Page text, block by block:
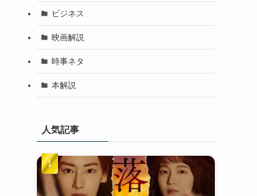
ビジネス
映画解説
時事ネタ
本解説
人気記事